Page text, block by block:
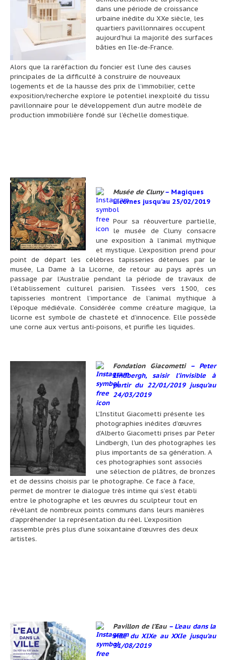
dans une période de croissance
urbaine inédite du XXe siècle, les
quartiers pavillonnaires occupent
aujourd’hui la majorité des surfaces
bâties en Ile-de-France.
Alors que la raréfaction du foncier est l’une des causes
principales de la difficulté à construire de nouveaux
logements et de la hausse des prix de l’immobilier, cette
exposition/recherche explore le potentiel inexploité du tissu
pavillonnaire pour le développement d’un autre modèle de
production immobilière fondé sur l’échelle domestique.
Musée de Cluny– Magiques
Licornes jusqu’au 25/02/2019
Pour sa réouverture partielle,
le musée de Cluny consacre
une exposition à l’animal mythique
et mystique. L’exposition prend pour
point de départ les célèbres tapisseries détenues par le
musée, La Dame à la Licorne, de retour au pays après un
passage par l’Australie pendant la période de travaux de
l’établissement culturel parisien. Tissées vers 1500, ces
tapisseries montrent l’importance de l’animal mythique à
l’époque médiévale. Considérée comme créature magique, la
licorne est symbole de chasteté et d’innocence. Elle possède
une corne aux vertus anti-poisons, et purifie les liquides.
Fondation Giacometti– Peter
Lindbergh, saisir l’invisible à
partir du 22/01/2019 jusqu’au
24/03/2019
L’Institut Giacometti présente les
photographies inédites d’œuvres
d’Alberto Giacometti prises par Peter
Lindbergh, l’un des photographes les
plus importants de sa génération. A
ces photographies sont associés
une sélection de plâtres, de bronzes
et de dessins choisis par le photographe. Ce face à face,
permet de montrer le dialogue très intime qui s’est établi
entre le photographe et les œuvres du sculpteur tout en
révélant de nombreux points communs dans leurs manières
d’appréhender la représentation du réel. L’exposition
rassemble près plus d’une soixantaine d’œuvres des deux
artistes.
Pavillon de l’Eau– L’eau dans la
ville du XIXe au XXIe jusqu’au
31/08/2019